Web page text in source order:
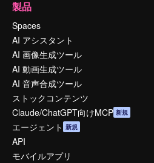
製品
Spaces
AI アシスタント
AI 画像生成ツール
AI 動画生成ツール
AI 音声合成ツール
ストックコンテンツ
Claude/ChatGPT向けMCP 新規
エージェント 新規
API
モバイルアプリ